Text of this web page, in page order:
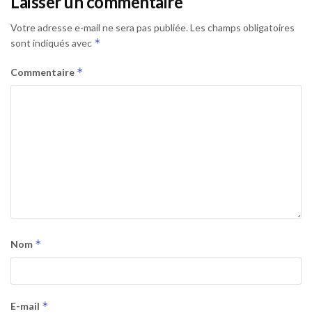
Votre adresse e-mail ne sera pas publiée. Les champs obligatoires
sont indiqués avec *
Commentaire *
Nom *
E-mail *